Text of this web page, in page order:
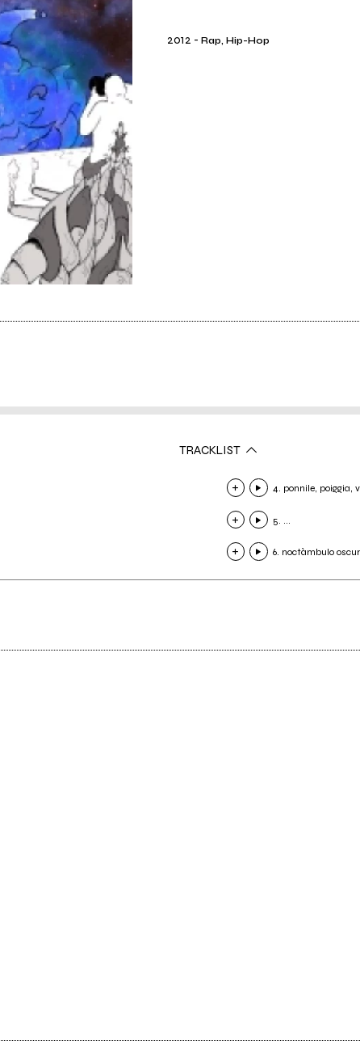
2012 -Rap, Hip-Hop
TRACKLIST
4. ponnile, poiggia,
5. ...
6. noctàmbulo